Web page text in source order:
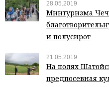
28.05.2019
Минтуризма
и полусирот
21.05.2019
На полях
предпосевная